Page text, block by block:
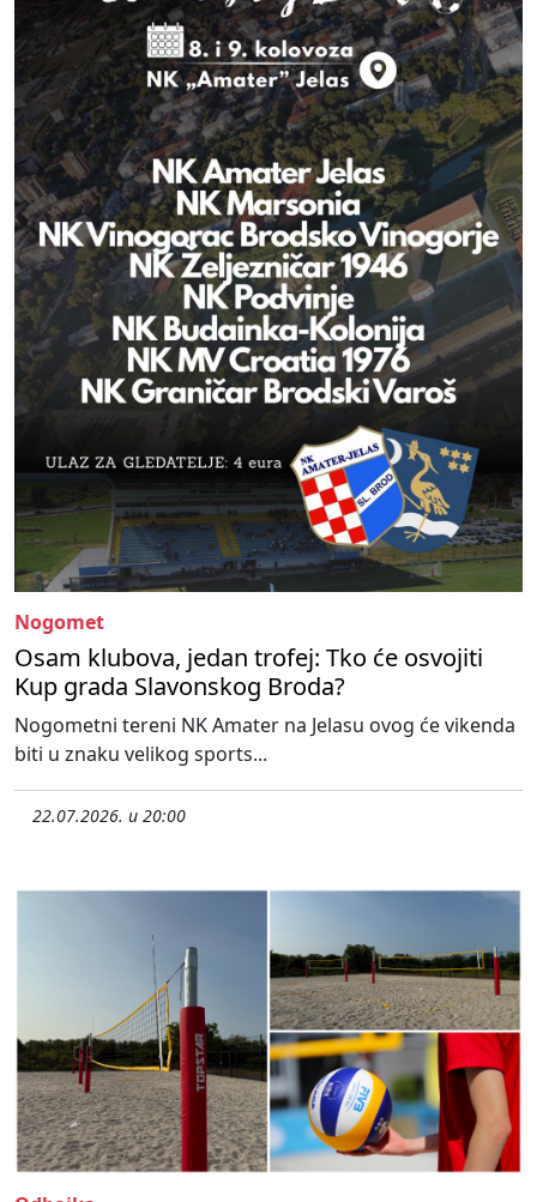
Nogomet
Osam klubova, jedan trofej: Tko će osvojiti
Kup grada Slavonskog Broda?
Nogometni tereni NK Amater na Jelasu ovog će vikenda
biti u znaku velikog sports...
22.07.2026. u 20:00